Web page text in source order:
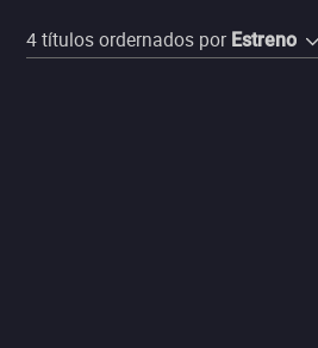
4títulos ordernados por Estreno